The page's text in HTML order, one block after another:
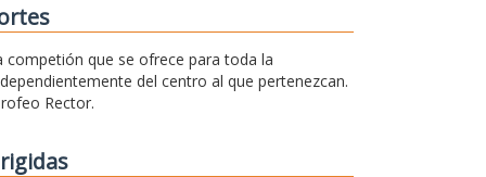
competión que se ofrece para toda la
del centro al que pertenezcan.
Rector.